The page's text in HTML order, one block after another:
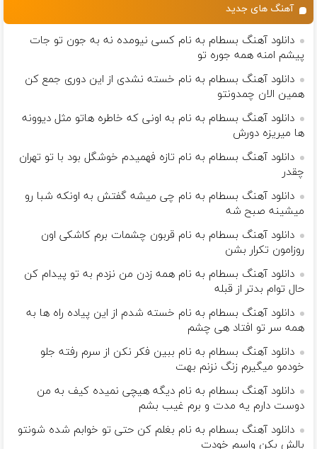
آهنگ های جدید
دانلود آهنگ بسطام به نام کسی نیومده نه به جون تو جات
پیشم امنه همه جوره تو
دانلود آهنگ بسطام به نام خسته نشدی از این دوری جمع کن
همین الان چمدونتو
دانلود آهنگ بسطام به نام به اونی که خاطره هاتو مثل دیوونه
ها میریزه دورش
دانلود آهنگ بسطام به نام تازه فهمیدم خوشگل بود با تو تهران
چقدر
دانلود آهنگ بسطام به نام چی میشه گفتش به اونکه شبا رو
میشینه صبح شه
دانلود آهنگ بسطام به نام قربون چشمات برم کاشکی اون
روزامون تکرار بشن
دانلود آهنگ بسطام به نام همه زدن من نزدم به تو پیدام کن
حال توام بدتر از قبله
دانلود آهنگ بسطام به نام خسته شدم از این پیاده راه ها به
همه سر تو افتاد هی چشم
دانلود آهنگ بسطام به نام ببین فکر نکن از سرم رفته جلو
خودمو میگیرم زنگ نزنم بهت
دانلود آهنگ بسطام به نام دیگه هیچی نمیده کیف به من
دوست دارم یه مدت و برم غیب بشم
دانلود آهنگ بسطام به نام بغلم کن حتی تو خوابم شده شونتو
بالش بکن واسم خودت